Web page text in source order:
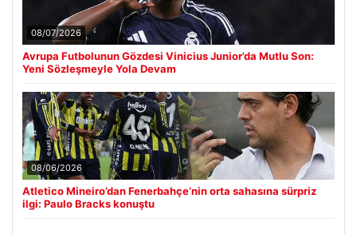
08/07/2026
Avrupa Futbolunun Gözdesi Vinicius Junior’da Mutlu Son:
Yeni Sözleşmeyle Yola Devam
08/06/2026
Atletico Mineiro’dan Fenerbahçe’nin orta sahasına sürpriz
ilgi: Paulo Bracks konuştu